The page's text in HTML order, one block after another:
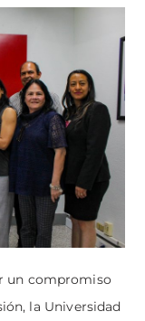
un compromiso
la Universidad